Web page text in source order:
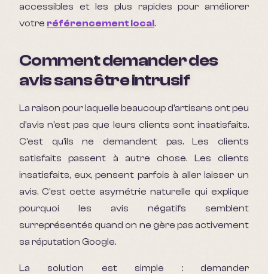
accessibles et les plus rapides pour améliorer
votre référencement local.
Comment demander des
avis sans être intrusif
La raison pour laquelle beaucoup d'artisans ont peu
d'avis n'est pas que leurs clients sont insatisfaits.
C'est qu'ils ne demandent pas. Les clients
satisfaits passent à autre chose. Les clients
insatisfaits, eux, pensent parfois à aller laisser un
avis. C'est cette asymétrie naturelle qui explique
pourquoi les avis négatifs semblent
surreprésentés quand on ne gère pas activement
sa réputation Google.
La solution est simple : demander